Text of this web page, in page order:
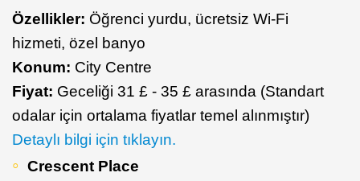
Özellikler: Öğrenci yurdu, ücretsiz Wi-Fi
hizmeti, özel banyo
Konum: City Centre
Fiyat: Geceliği 31 £ - 35 £ arasında (Standart
odalar için ortalama fiyatlar temel alınmıştır)
Detaylı bilgi için tıklayın.
Crescent Place